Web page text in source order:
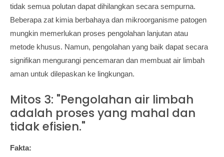
tidak semua polutan dapat dihilangkan secara sempurna.
Beberapa zat kimia berbahaya dan mikroorganisme patogen
mungkin memerlukan proses pengolahan lanjutan atau
metode khusus. Namun, pengolahan yang baik dapat secara
signifikan mengurangi pencemaran dan membuat air limbah
aman untuk dilepaskan ke lingkungan.
Mitos 3: "Pengolahan air limbah
adalah proses yang mahal dan
tidak efisien."
Fakta: